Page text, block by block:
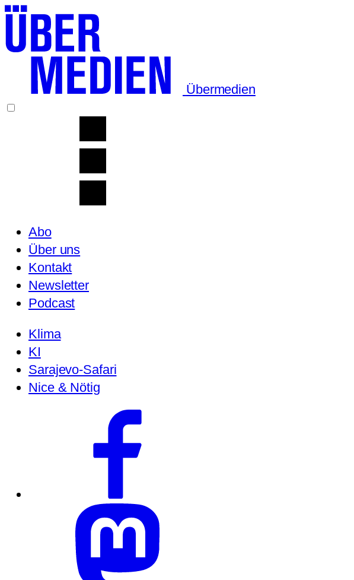
Übermedien
Abo
Über uns
Kontakt
Newsletter
Podcast
Klima
KI
Sarajevo-Safari
Nice & Nötig